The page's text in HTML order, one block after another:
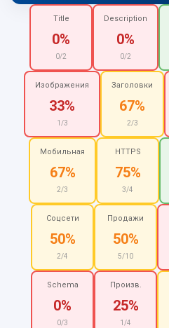
Title
0%
0/2
Description
0%
0/2
Изображения
33%
1/3
Заголовки
67%
2/3
Мобильная
67%
2/3
HTTPS
75%
3/4
Соцсети
50%
2/4
Продажи
50%
5/10
Schema
0%
0/3
Произв.
25%
1/4